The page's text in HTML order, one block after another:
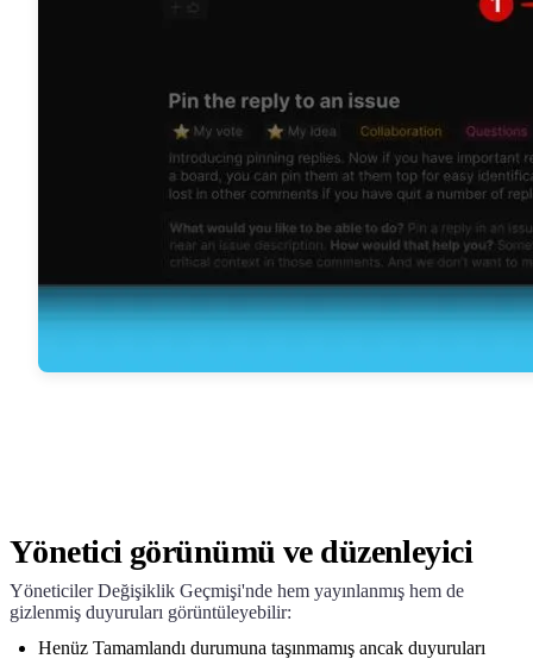
Yönetici görünümü ve düzenleyici
Yöneticiler Değişiklik Geçmişi'nde hem yayınlanmış hem de
gizlenmiş duyuruları görüntüleyebilir:
Henüz Tamamlandı durumuna taşınmamış ancak duyuruları